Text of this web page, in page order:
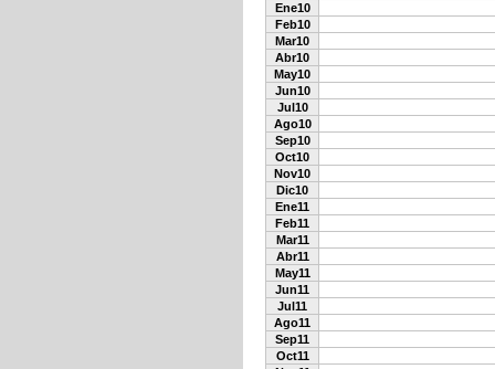
Ene10
Feb10
Mar10
Abr10
May10
Jun10
Jul10
Ago10
Sep10
Oct10
Nov10
Dic10
Ene11
Feb11
Mar11
Abr11
May11
Jun11
Jul11
Ago11
Sep11
Oct11